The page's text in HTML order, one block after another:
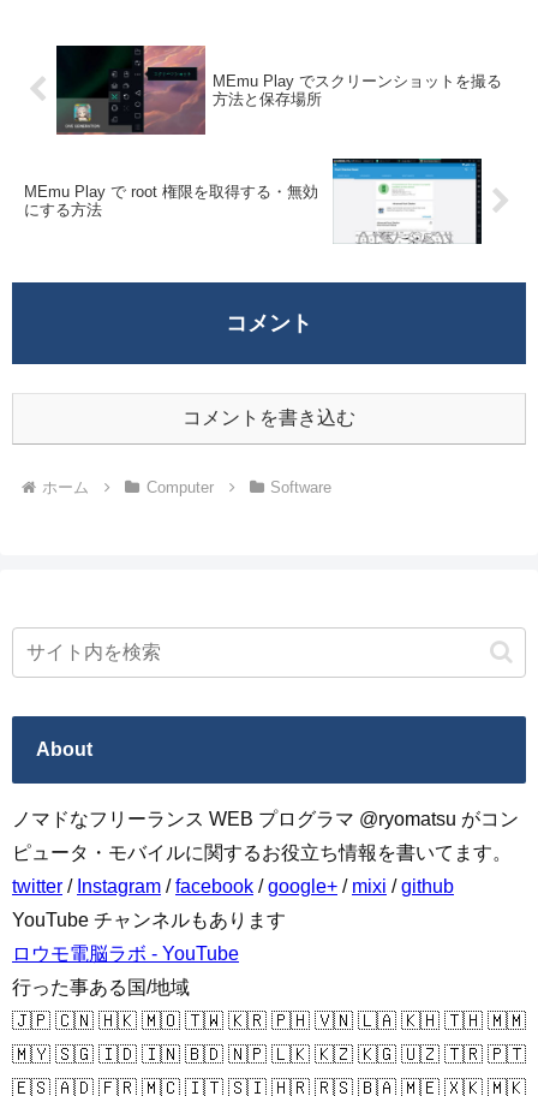
MEmu Play でスクリーンショットを撮る
方法と保存場所
MEmu Play で root 権限を取得する・無効
にする方法
コメント
コメントを書き込む
ホーム Computer Software
About
ノマドなフリーランス WEB プログラマ @ryomatsu がコン
ピュータ・モバイルに関するお役立ち情報を書いてます。
twitter / Instagram /facebook /google+ / mixi /github
YouTube チャンネルもあります
ロウモ電脳ラボ - YouTube
行った事ある国/地域
🇯🇵 🇨🇳 🇭🇰 🇲🇴 🇹🇼 🇰🇷 🇵🇭 🇻🇳 🇱🇦 🇰🇭 🇹🇭 🇲🇲
🇲🇾 🇸🇬 🇮🇩 🇮🇳 🇧🇩 🇳🇵 🇱🇰 🇰🇿 🇰🇬 🇺🇿 🇹🇷 🇵🇹
🇪🇸 🇦🇩 🇫🇷 🇲🇨 🇮🇹 🇸🇮 🇭🇷 🇷🇸 🇧🇦 🇲🇪 🇽🇰 🇲🇰